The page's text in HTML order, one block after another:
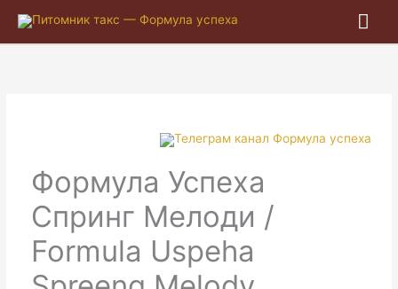
Формула Успеха
Спринг Мелоди /
Formula Uspeha